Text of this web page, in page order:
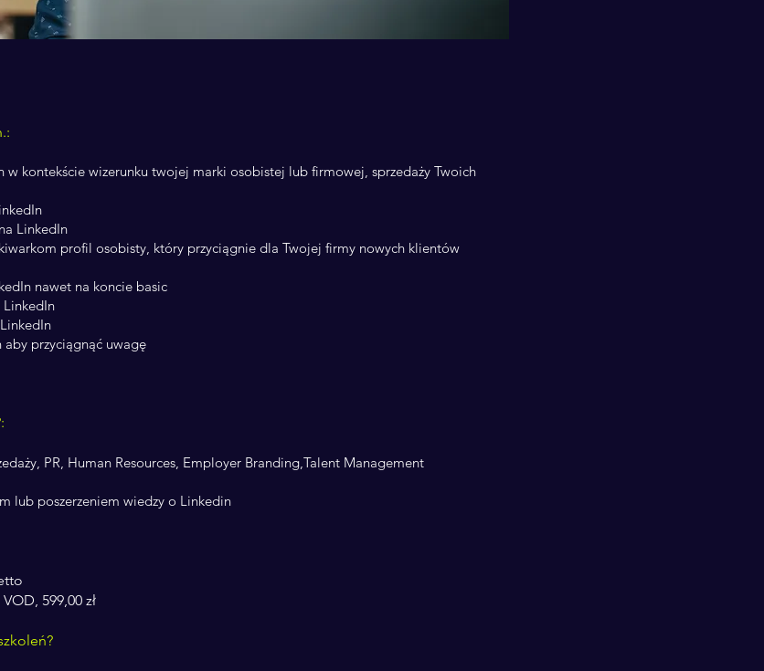
w kontekście wizerunku twojej marki osobistej lub firmowej, sprzedaży Twoich
LinkedIn
profil osobisty, który przyciągnie dla Twojej firmy nowych klientów
nawet na koncie basic
LinkedIn
przyciągnąć uwagę
PR, Human Resources, Employer Branding,Talent Management
lub poszerzeniem wiedzy o Linkedin
599,00 zł